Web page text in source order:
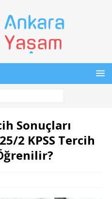
Sonuçları
2 KPSS Tercih